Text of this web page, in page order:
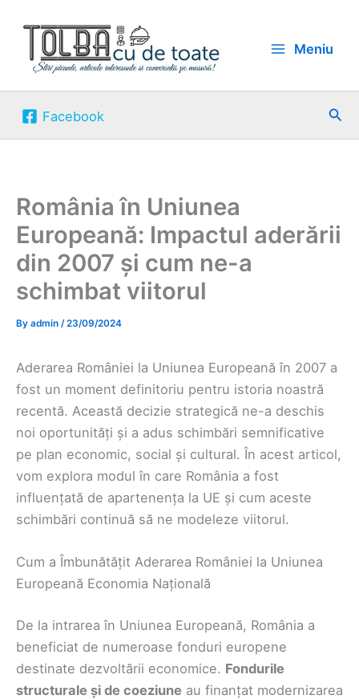
content
Meniu
Facebook
România în Uniunea
Europeană: Impactul aderării
din 2007 și cum ne-a
schimbat viitorul
By admin /23/09/2024
Aderarea României la Uniunea Europeană în 2007 a
fost un moment definitoriu pentru istoria noastră
recentă. Această decizie strategică ne-a deschis
noi oportunități și a adus schimbări semnificative
pe plan economic, social și cultural. În acest articol,
vom explora modul în care România a fost
influențată de apartenența la UE și cum aceste
schimbări continuă să ne modeleze viitorul.
Cum a Îmbunătățit Aderarea României la Uniunea
Europeană Economia Națională
De la intrarea în Uniunea Europeană, România a
beneficiat de numeroase fonduri europene
destinate dezvoltării economice. Fondurile
structurale și de coeziune au finanțat modernizarea